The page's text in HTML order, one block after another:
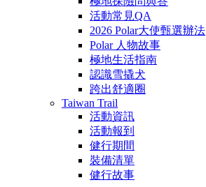
活動常見QA
2026 Polar大使甄選辦法
Polar 人物故事
極地生活指南
認識雪撬犬
跨出舒適圈
Taiwan Trail
活動資訊
活動報到
健行期間
裝備清單
健行故事